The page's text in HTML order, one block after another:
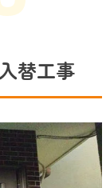
替工事